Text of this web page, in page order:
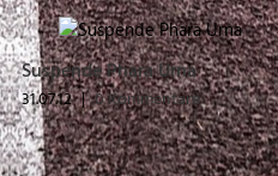
Suspende Phara Urna
31.07.12 | 0 Kommentare